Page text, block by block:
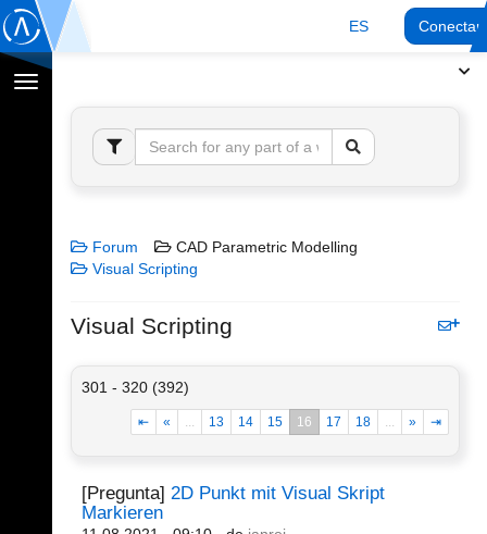
ES
Cambiar
navegación
Forum
CAD Parametric Modelling
Visual Scripting
Visual Scripting
301 - 320 (392)
⇤ « ... 13 14 15 16 17 18 ... » ⇥
[Pregunta] 2D Punkt mit Visual Skript
Markieren